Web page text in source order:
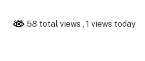
58 total views , 1 views today